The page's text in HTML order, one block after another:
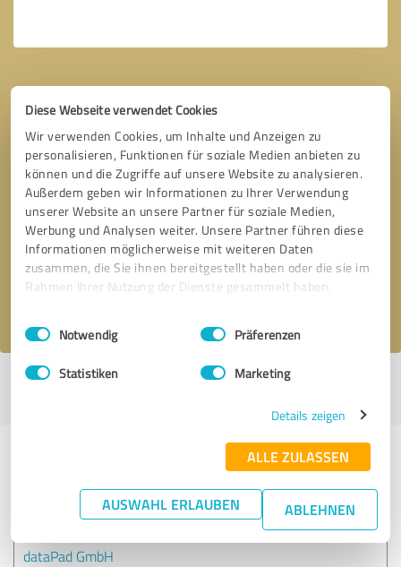
Diese Webseite verwendet Cookies
Wir verwenden Cookies, um Inhalte und Anzeigen zu
personalisieren, Funktionen für soziale Medien anbieten zu
können und die Zugriffe auf unsere Website zu analysieren.
Außerdem geben wir Informationen zu Ihrer Verwendung
unserer Website an unsere Partner für soziale Medien,
Werbung und Analysen weiter. Unsere Partner führen diese
Informationen möglicherweise mit weiteren Daten
zusammen, die Sie ihnen bereitgestellt haben oder die sie im
Rahmen Ihrer Nutzung der Dienste gesammelt haben.
Impressum Datenschutzbestimmungen
Einwilligungsauswahl
Notwendig Präferenzen
Statistiken Marketing
Details zeigen
ALLE ZULASSEN
AUSWAHL ERLAUBEN ABLEHNEN
Bitte um Rückruf * Erforderliche Angaben
Nachricht senden
Profil aktiv seit 22.06.2022 | Letzte Aktualisierung: 23.01.2023
Erfahrungen zu weiteren
Anbietern aus dem Bereich IT-
Dienstleistungen
dataPad GmbH